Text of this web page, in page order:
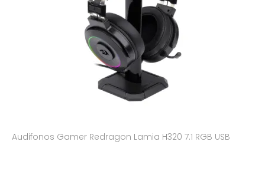
Audifonos Gamer Redragon Lamia H320 7.1 RGB USB